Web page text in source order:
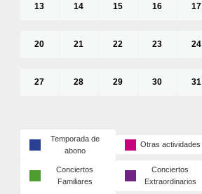
13 14 15 16 17
20 21 22 23 24
27 28 29 30 31
Temporada de
abono
Otras actividades
Conciertos
Familiares
Conciertos
Extraordinarios